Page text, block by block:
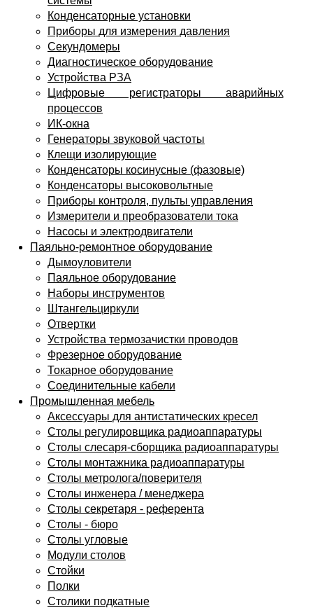
Конденсаторные установки
Приборы для измерения давления
Секундомеры
Диагностическое оборудование
Устройства РЗА
Цифровые регистраторы аварийных
процессов
ИК-окна
Генераторы звуковой частоты
Клещи изолирующие
Конденсаторы косинусные (фазовые)
Конденсаторы высоковольтные
Приборы контроля, пульты управления
Измерители и преобразователи тока
Насосы и электродвигатели
Паяльно-ремонтное оборудование
Дымоуловители
Паяльное оборудование
Наборы инструментов
Штангельциркули
Отвертки
Устройства термозачистки проводов
Фрезерное оборудование
Токарное оборудование
Соединительные кабели
Промышленная мебель
Аксессуары для антистатических кресел
Столы регулировщика радиоаппаратуры
Столы слесаря-сборщика радиоаппаратуры
Столы монтажника радиоаппаратуры
Столы метролога/поверителя
Столы инженера / менеджера
Столы секретаря - референта
Столы - бюро
Столы угловые
Модули столов
Стойки
Полки
Столики подкатные